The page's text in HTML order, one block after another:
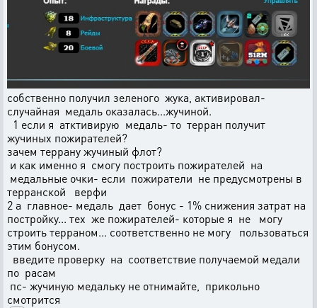
собственно получил зеленого жука, активировал-
случайная медаль оказалась...жучиной.
1 если я атктивирую медаль- то терран получит
жучиных пожирателей?
зачем террану жучиный флот?
и как именно я смогу построить пожирателей на
медальные очки- если пожиратели не предусмотрены в
терранской верфи
2 а главное- медаль дает бонус - 1% снижения затрат на
постройку... тех же пожирателей- которые я не могу
строить терраном... соответственно не могу пользоваться
этим бонусом.
введите проверку на соответствие получаемой медали
по расам
пс- жучиную медальку не отнимайте, прикольно
смотрится